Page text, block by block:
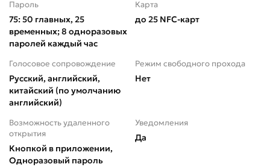
Пароль
75: 50 главных, 25
временных; 8 одноразовых
паролей каждый час
Карта
до 25 NFC-карт
Голосовое сопровождение
Русский, английский,
китайский (по умолчанию
английский)
Режим свободного прохода
Нет
Возможность удаленного
открытия
Кнопкой в приложении,
Одноразовый пароль
Уведомления
Да